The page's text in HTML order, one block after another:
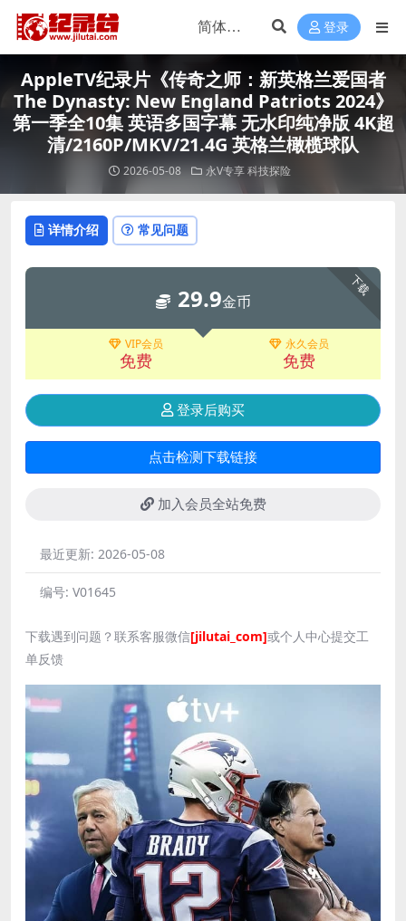
登录
AppleTV纪录片《传奇之师：新英格兰爱国者
The Dynasty: New England Patriots 2024》
第一季全10集 英语多国字幕 无水印纯净版 4K超
清/2160P/MKV/21.4G 英格兰橄榄球队
2026-05-08 永V专享 科技探险
详情介绍 常见问题
下载
29.9金币
VIP会员
免费
永久会员
免费
登录后购买
点击检测下载链接
加入会员全站免费
最近更新: 2026-05-08
编号: V01645
下载遇到问题？联系客服微信[jilutai_com]或个人中心提交工
单反馈